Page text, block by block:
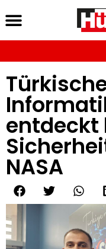
entdeckt
NASA